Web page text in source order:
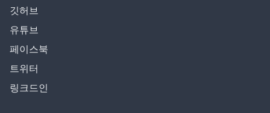
깃허브
유튜브
페이스북
트위터
링크드인